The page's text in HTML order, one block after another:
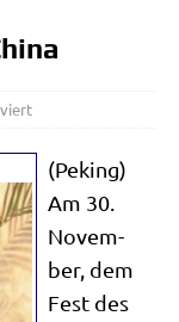
(Peking)
Am 30.
Novem­
ber, dem
Fest des